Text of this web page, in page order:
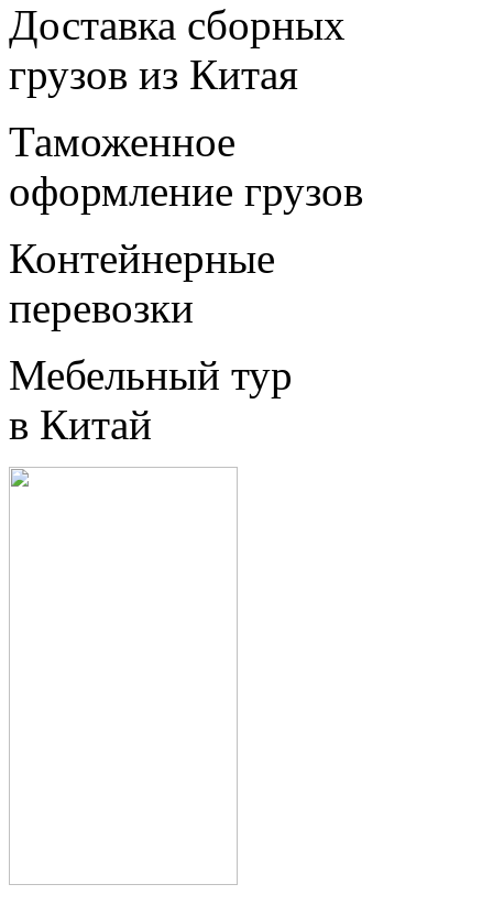
Доставка сборных
грузов из Китая
Таможенное
оформление грузов
Контейнерные
перевозки
Мебельный тур
в Китай